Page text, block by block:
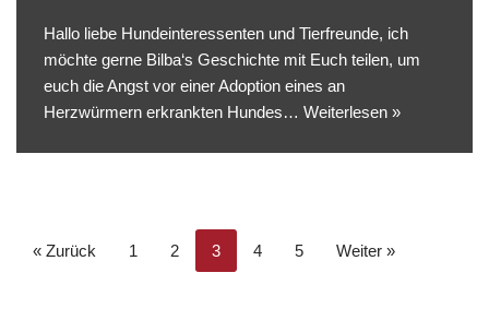
Hallo liebe Hundeinteressenten und Tierfreunde, ich
möchte gerne Bilba‘s Geschichte mit Euch teilen, um
euch die Angst vor einer Adoption eines an
Herzwürmern erkrankten Hundes… Weiterlesen »
« Zurück 1 2 3 4 5 Weiter »